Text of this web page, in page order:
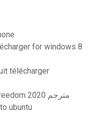
for windows 8
télécharger
فيلم attack on titan the wings of freedom 2020 مترجم
ubuntu